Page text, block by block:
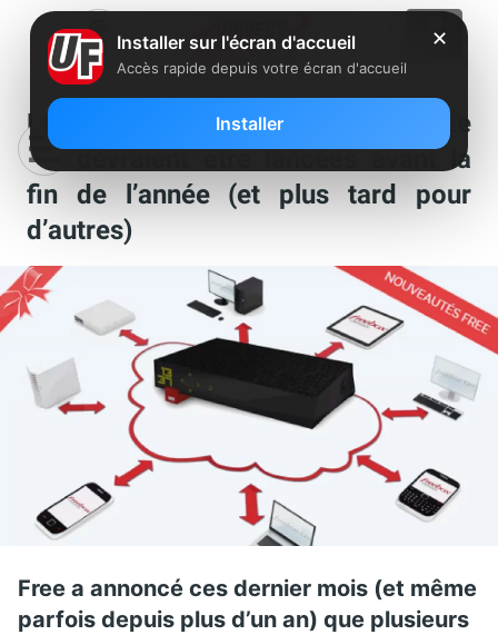
Les nouveautés annoncées par Free
qui devraient être lancées avant la
fin de l’année (et plus tard pour
d’autres)
Free a annoncé ces dernier mois (et même
parfois depuis plus d’un an) que plusieurs
✕
Installer sur l'écran d'accueil
Accès rapide depuis votre écran d'accueil
Installer